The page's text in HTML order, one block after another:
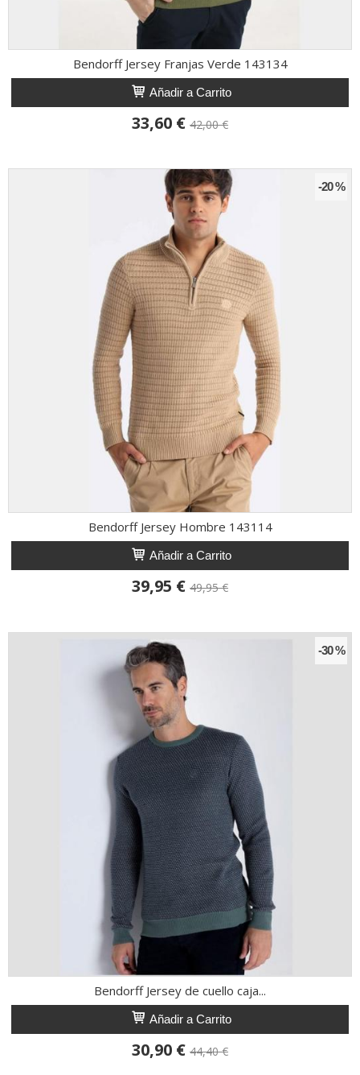
Bendorff Jersey Franjas Verde 143134
Añadir a Carrito
33,60 € 42,00 €
-20 %
Bendorff Jersey Hombre 143114
Añadir a Carrito
39,95 € 49,95 €
-30 %
Bendorff Jersey de cuello caja...
Añadir a Carrito
30,90 € 44,40 €